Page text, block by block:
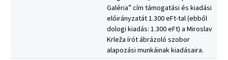
Galéria” cím támogatási és kiadási
előirányzatát 1.300 eFt-tal (ebből
dologi kiadás: 1.300 eFt) a Miroslav
Krleža írót ábrázoló szobor
alapozási munkáinak kiadásaira.